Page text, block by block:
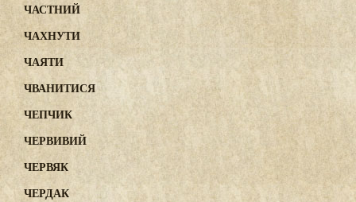
ЧАСТНИЙ
ЧАХНУТИ
ЧАЯТИ
ЧВАНИТИСЯ
ЧЕПЧИК
ЧЕРВИВИЙ
ЧЕРВЯК
ЧЕРДАК